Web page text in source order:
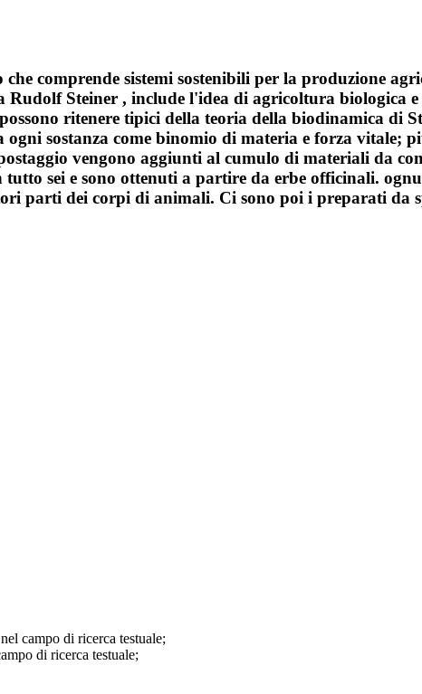
comprende sistemi sostenibili per la produzione
Rudolf Steiner , include l'idea di agricoltura biologica
ritenere tipici della teoria della biodinamica di
sostanza come binomio di materia e forza vitale;
vengono aggiunti al cumulo di materiali da
sei e sono ottenuti a partire da erbe officinali.
parti dei corpi di animali. Ci sono poi i preparati da
campo di ricerca testuale;
di ricerca testuale;